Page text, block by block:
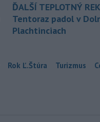
ĎALŠÍ TEPLOTNÝ
Tentoraz padol v
Plachtinciach
Rok Ľ.Štúra Turizmus